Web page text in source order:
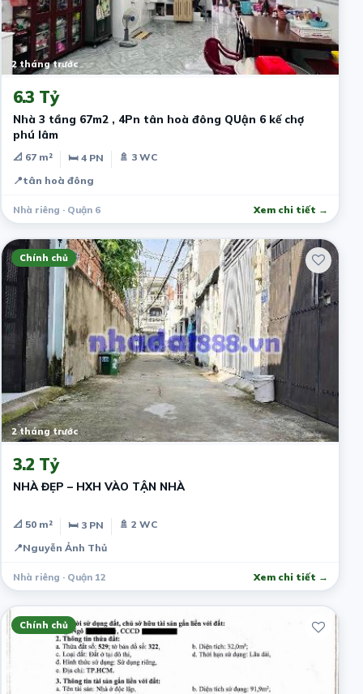
2 tháng trước
6.3 Tỷ
Nhà 3 tầng 67m2 , 4Pn tân hoà đông QUận 6 kế chợ
phú lâm
📐 67 m² 🛏 4 PN
🚿 3 WC
📍tân hoà đông
Nhà riêng · Quận 6 Xem chi tiết →
Chính chủ
2 tháng trước
3.2 Tỷ
NHÀ ĐẸP – HXH VÀO TẬN NHÀ
📐 50 m² 🛏 3 PN
🚿 2 WC
📍Nguyễn Ảnh Thủ
Nhà riêng · Quận 12 Xem chi tiết →
Chính chủ